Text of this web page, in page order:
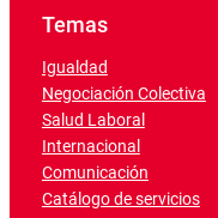
Temas
Igualdad
Negociación Colectiva
Salud Laboral
Internacional
Comunicación
Catálogo de servicios